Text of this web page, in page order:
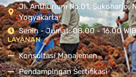
Jl. Anthurium No.01, Sukoharjo,
Yogyakarta
Senin - Jumat: 08.00 - 16.00 WIB
LAYANAN
Konsultasi Manajemen
Pendampingan Sertifikasi